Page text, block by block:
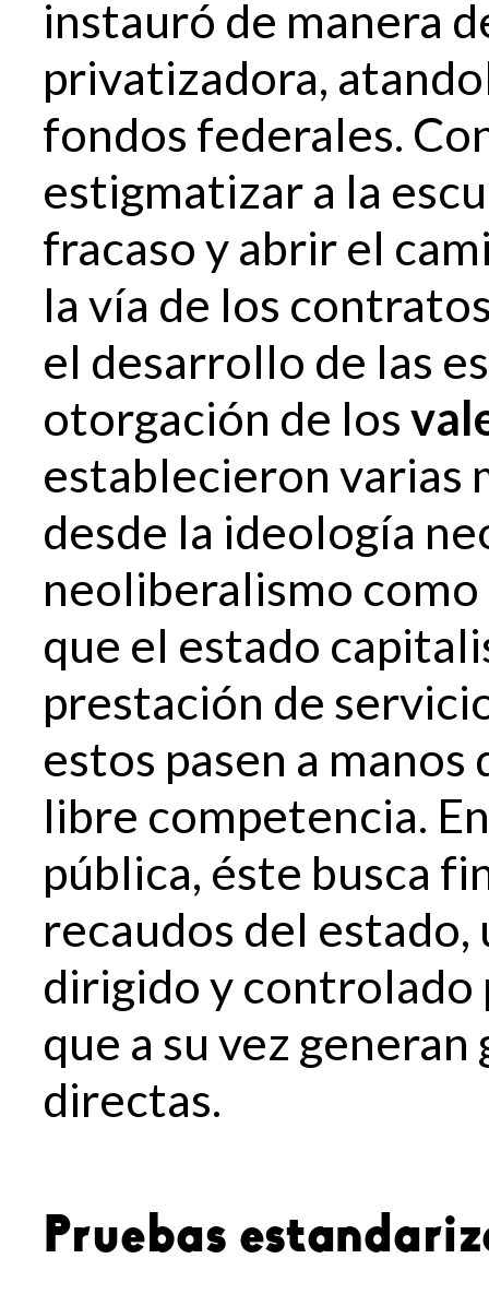
instauró de manera
privatizadora,
fondos federales.
estigmatizar a la
fracaso y abrir el
la vía de los
el desarrollo de las
otorgación de los
establecieron varias
desde la ideología
neoliberalismo
que el estado
prestación de
estos pasen a
libre competencia.
pública, éste busca
recaudos del
dirigido y controlado
que a su vez
directas.
Pruebas